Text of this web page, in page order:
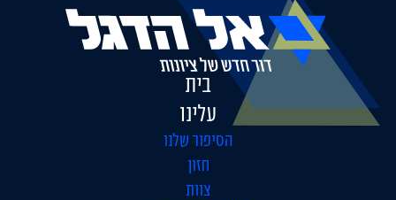
בית
עלינו
הסיפור שלנו
חזון
צוות